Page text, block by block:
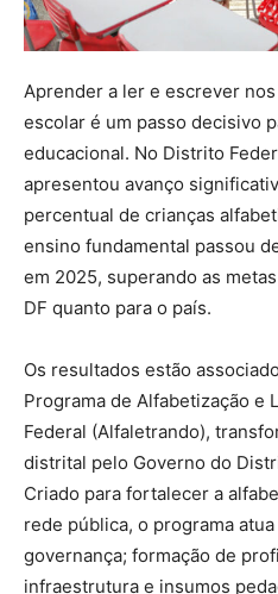
Aprender a ler e escrever
escolar é um passo decisivo
educacional. No Distrito
apresentou avanço
percentual de crianças
ensino fundamental passou
em 2025, superando as
DF quanto para o país.
Os resultados estão
Programa de Alfabetização e
Federal (Alfaletrando),
distrital pelo Governo do
Criado para fortalecer a
rede pública, o programa
governança; formação de
infraestrutura e insumos